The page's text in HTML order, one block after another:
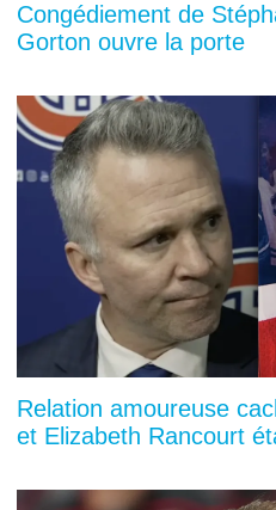
Congédiement de
Gorton ouvre la porte
Relation amoureuse
et Elizabeth Rancourt